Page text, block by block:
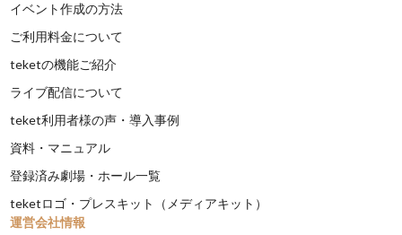
イベント作成の方法
ご利用料金について
teketの機能ご紹介
ライブ配信について
teket利用者様の声・導入事例
資料・マニュアル
登録済み劇場・ホール一覧
teketロゴ・プレスキット（メディアキット）
運営会社情報